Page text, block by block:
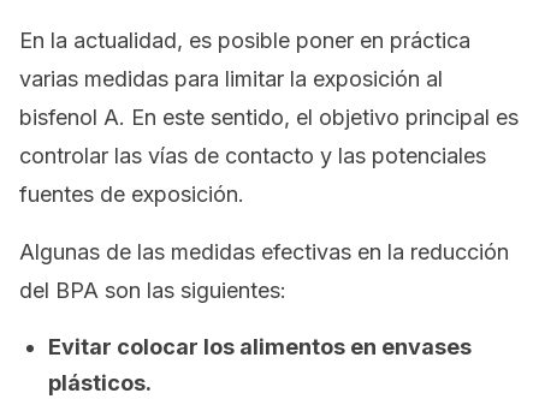
En la actualidad, es posible poner en práctica
varias medidas para limitar la exposición al
bisfenol A. En este sentido, el objetivo principal es
controlar las vías de contacto y las potenciales
fuentes de exposición.
Algunas de las medidas efectivas en la reducción
del BPA son las siguientes:
Evitar colocar los alimentos en envases
plásticos.